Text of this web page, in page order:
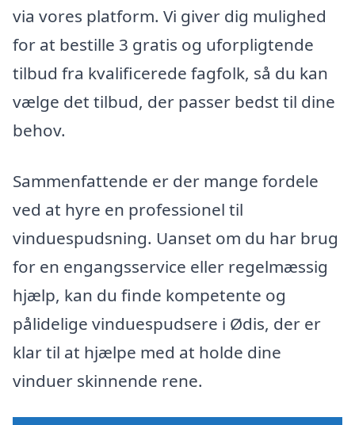
via vores platform. Vi giver dig mulighed
for at bestille 3 gratis og uforpligtende
tilbud fra kvalificerede fagfolk, så du kan
vælge det tilbud, der passer bedst til dine
behov.
Sammenfattende er der mange fordele
ved at hyre en professionel til
vinduespudsning. Uanset om du har brug
for en engangsservice eller regelmæssig
hjælp, kan du finde kompetente og
pålidelige vinduespudsere i Ødis, der er
klar til at hjælpe med at holde dine
vinduer skinnende rene.